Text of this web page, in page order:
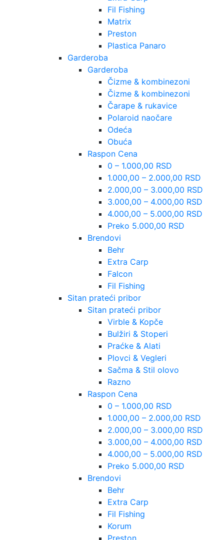
Fil Fishing
Matrix
Preston
Plastica Panaro
Garderoba
Garderoba
Čizme & kombinezoni
Čizme & kombinezoni
Čarape & rukavice
Polaroid naočare
Odeća
Obuća
Raspon Cena
0 – 1.000,00 RSD
1.000,00 – 2.000,00 RSD
2.000,00 – 3.000,00 RSD
3.000,00 – 4.000,00 RSD
4.000,00 – 5.000,00 RSD
Preko 5.000,00 RSD
Brendovi
Behr
Extra Carp
Falcon
Fil Fishing
Sitan prateći pribor
Sitan prateći pribor
Virble & Kopče
Bulžiri & Stoperi
Praćke & Alati
Plovci & Vegleri
Sačma & Stil olovo
Razno
Raspon Cena
0 – 1.000,00 RSD
1.000,00 – 2.000,00 RSD
2.000,00 – 3.000,00 RSD
3.000,00 – 4.000,00 RSD
4.000,00 – 5.000,00 RSD
Preko 5.000,00 RSD
Brendovi
Behr
Extra Carp
Fil Fishing
Korum
Preston